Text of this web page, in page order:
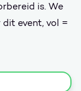
is. We
event, vol =